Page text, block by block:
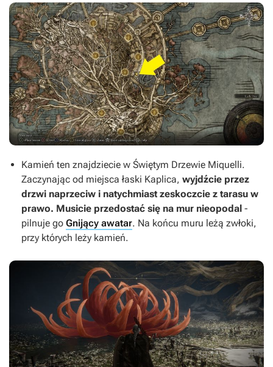
Kamień ten znajdziecie w Świętym Drzewie Miquelli.
Zaczynając od miejsca łaski Kaplica, wyjdźcie przez
drzwi naprzeciw i natychmiast zeskoczcie z tarasu w
prawo. Musicie przedostać się na mur nieopodal -
pilnuje go Gnijący awatar. Na końcu muru leżą zwłoki,
przy których leży kamień.